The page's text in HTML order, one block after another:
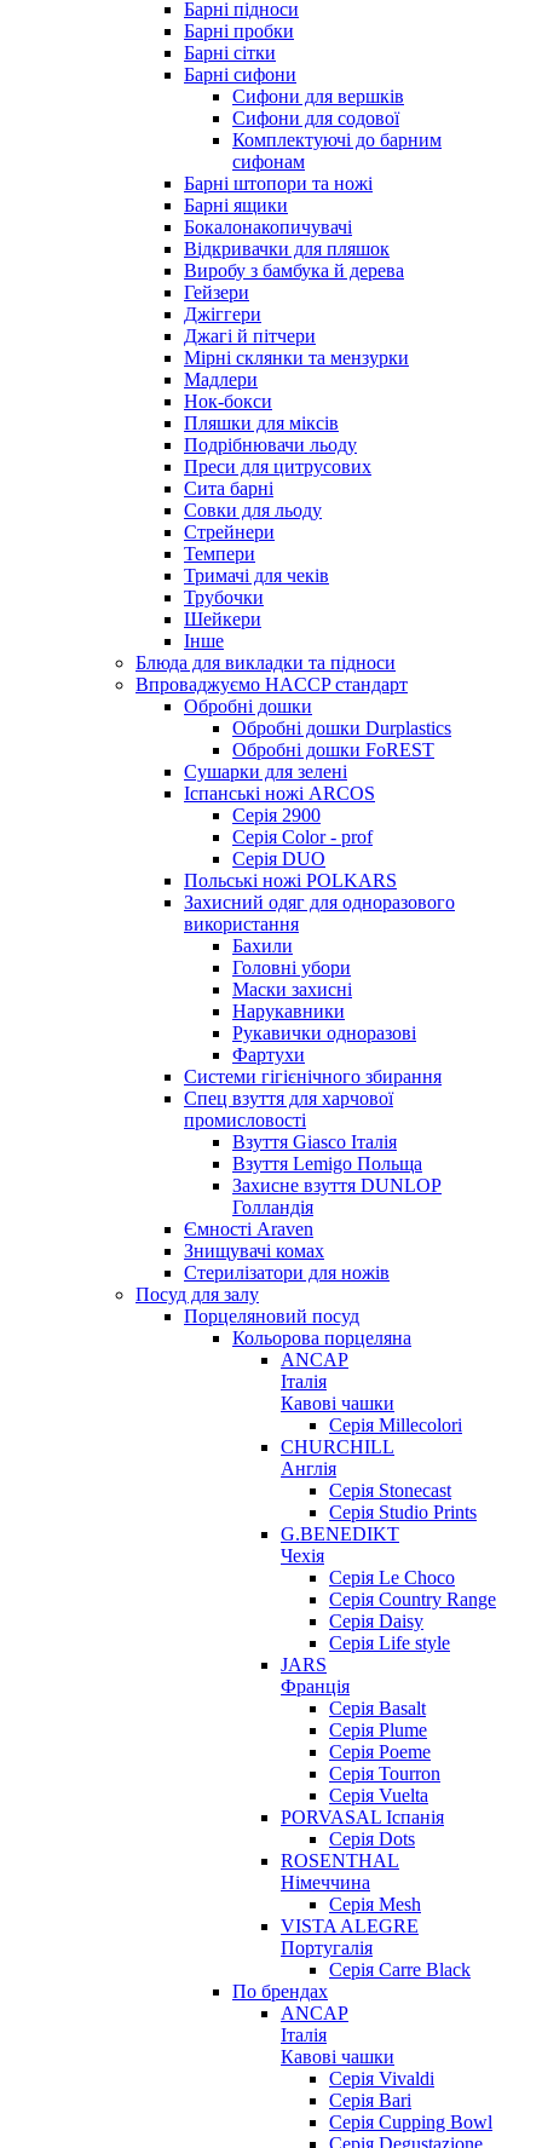
Барні підноси
Барні пробки
Барні сітки
Барні сифони
Сифони для вершків
Сифони для содової
Комплектуючі до барним
сифонам
Барні штопори та ножі
Барні ящики
Бокалонакопичувачі
Відкривачки для пляшок
Виробу з бамбука й дерева
Гейзери
Джіггери
Джагі й пітчери
Мірні склянки та мензурки
Мадлери
Нок-бокси
Пляшки для міксів
Подрібнювачи льоду
Преси для цитрусових
Сита барні
Совки для льоду
Стрейнери
Темпери
Тримачі для чеків
Трубочки
Шейкери
Інше
Блюда для викладки та підноси
Впроваджуємо HACCP стандарт
Обробні дошки
Обробні дошки Durplastics
Обробні дошки FoREST
Сушарки для зелені
Іспанські ножі ARCOS
Серія 2900
Серія Color - prof
Серія DUO
Польські ножі POLKARS
Захисний одяг для одноразового
використання
Бахили
Головні убори
Маски захисні
Нарукавники
Рукавички одноразові
Фартухи
Системи гігієнічного збирання
Спец взуття для харчової
промисловості
Взуття Giasco Італія
Взуття Lemigo Польща
Захисне взуття DUNLOP
Голландія
Ємності Araven
Знищувачі комах
Стерилізатори для ножів
Посуд для залу
Порцеляновий посуд
Кольорова порцеляна
ANCAP
Італія
Кавові чашки
Серія Millecolori
CHURCHILL
Англія
Серія Stonecast
Серія Studio Prints
G.BENEDIKT
Чехія
Cерія Le Choco
Серія Country Range
Серія Daisy
Серія Life style
JARS
Франція
Серія Basalt
Серія Plume
Серія Poeme
Серія Tourron
Серія Vuelta
PORVASAL Іспанія
Серія Dots
ROSENTHAL
Німеччина
Серія Mesh
VISTA ALEGRE
Португалія
Серія Carre Black
По брендах
ANCAP
Італія
Кавові чашки
Cерія Vivaldi
Серія Bari
Серія Cupping Bowl